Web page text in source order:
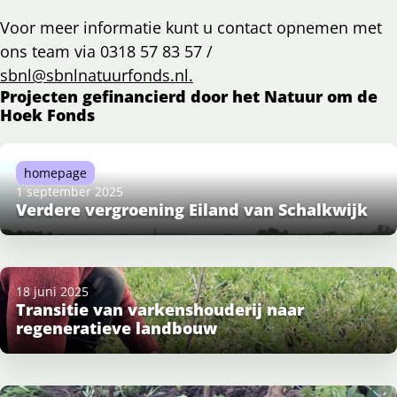
Voor meer informatie kunt u contact opnemen met
ons team via 0318 57 83 57 /
sbnl@sbnlnatuurfonds.nl.
Projecten gefinancierd door het Natuur om de
Hoek Fonds
Verdere vergroening Eiland van Schalkwijk
1 september 2025
homepage
Transitie van varkenshouderij naar
regeneratieve landbouw
18 juni 2025